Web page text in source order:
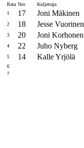
Rata Nro Kuljettaja
1
17 Joni Mäkinen
2 18 Jesse Vuorinen
3 20 Joni Korhonen
4 22 Juho Nyberg
5 14 Kalle Yrjölä
6
7